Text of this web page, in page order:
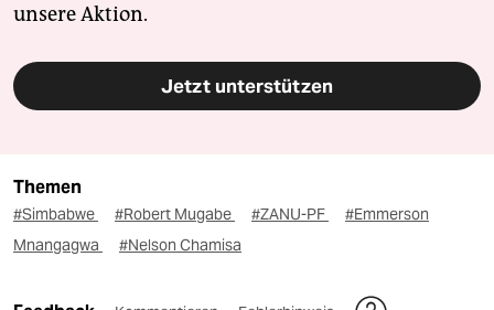
unsere Aktion.
Jetzt unterstützen
Themen
#Simbabwe #Robert Mugabe #ZANU-PF
#Emmerson
Mnangagwa
#Nelson Chamisa